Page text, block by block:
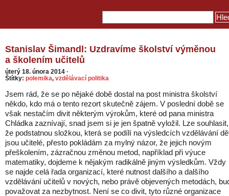
Stanislav Šimandl: Uzdravíme školství výměnou
a školením učitelů
úterý 18. února 2014 ·
Štítky: polemika, vzdělávací politika
Jsem rád, že se po nějaké době dostal na post ministra školství
někdo, kdo má o tento rezort skutečně zájem. V poslední době se
však nestačím divit některým výrokům, které od pana ministra
Chládka zaznívají, snad jsem si je jen špatně vyložil. Lze souhlasit,
že podstatnou složkou, která se podílí na výsledcích vzdělávání
jsou učitelé, přesto pokládám za mylný názor, že jejich novým
přeškolením, zázračnou změnou metod, například při výuce
matematiky, dojdeme k nějakým radikálně jiným výsledkům. Vždy
se najde celá řada organizací, které nutnost dalšího a dalšího
vzdělávání učitelů v nových, nebo právě objevených metodách,
považovat za nezbytnost. Není se co divit, tyto různé organizace